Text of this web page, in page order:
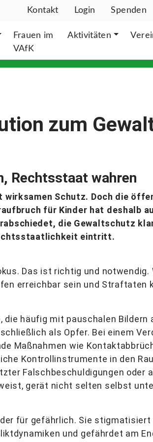
Kontakt Login Spenden
Frauen im
VAfK
Aktivitäten
zum
Rechtsstaat wahren
Schutz. Doch die
für Kinder hat deshalb
die Gewaltschutz
eintritt.
Das ist richtig und notwendig.
erreichbar sein und Straftaten
häufig mit pauschalen Bildern
als Opfer. Bei einem
Maßnahmen wie
Kontrollinstrumente in den
Falschbeschuldigungen oder
gerät nicht selten selbst
für gefährlich. Sie stigmatisiert
und gefährdet am